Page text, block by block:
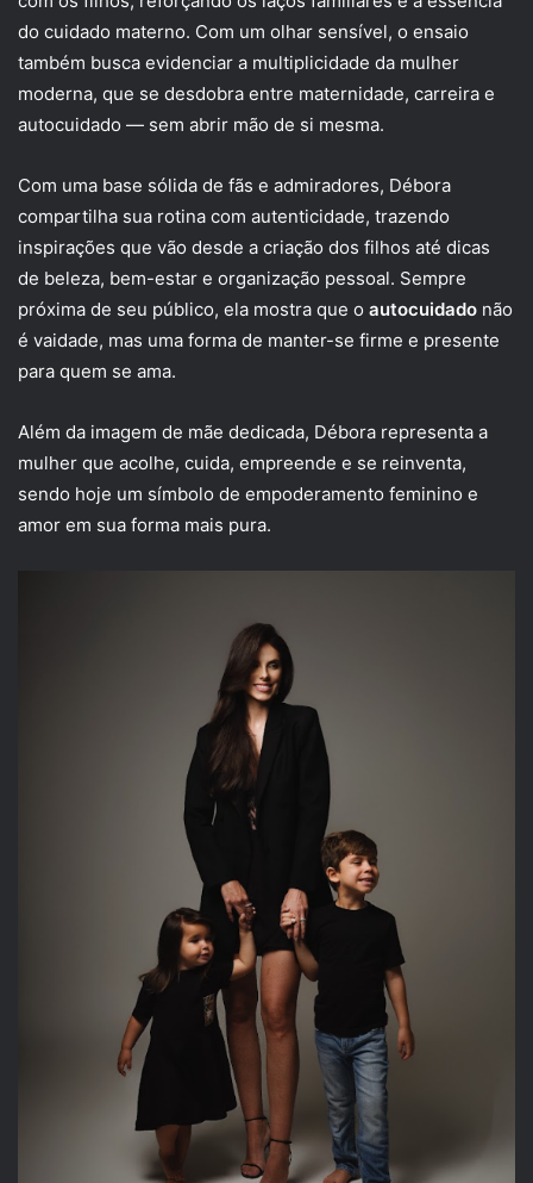
do cuidado materno. Com um olhar sensível, o ensaio
também busca evidenciar a multiplicidade da mulher
moderna, que se desdobra entre maternidade, carreira e
autocuidado — sem abrir mão de si mesma.
Com uma base sólida de fãs e admiradores, Débora
compartilha sua rotina com autenticidade, trazendo
inspirações que vão desde a criação dos filhos até dicas
de beleza, bem-estar e organização pessoal. Sempre
próxima de seu público, ela mostra que o autocuidado não
é vaidade, mas uma forma de manter-se firme e presente
para quem se ama.
Além da imagem de mãe dedicada, Débora representa a
mulher que acolhe, cuida, empreende e se reinventa,
sendo hoje um símbolo de empoderamento feminino e
amor em sua forma mais pura.